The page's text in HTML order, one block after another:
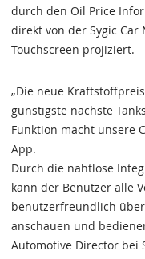
durch den Oil Price
direkt von der Sygic Car
Touchscreen projiziert.
„Die neue
günstigste nächste
Funktion macht unsere
App.
Durch die nahtlose
kann der Benutzer alle
benutzerfreundlich
anschauen und
Automotive Director bei